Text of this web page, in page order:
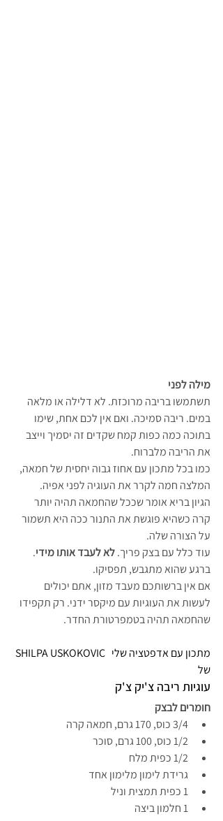
מילה לפני
תשתמשו בריבה מרוכזת. לא דלילה או מלאה
במים. ריבה סמיכה. ואם אין לכם אחת, שימו
בתוכה כמה כפות קמח שקדים זה יסמיך וייצב
את הריבה מלברוח.
כמו בכל מתכון עם אחוז גבוה יחסית של חמאה,
המלצה חמה לקרר את העוגיה לפני אפיה.
הגיון בריא אומר שככל שהחמאה תהיה יותר
קרה כשהיא פוגשת את התנור ככה היא תשמור
על הצורה שלה.
עוד כלל עם בצק פריך. לא לעבד אותו מידי.
ברגע שהוא מתגבש, תפסיקו.
אם אין ברשותכם מעבד מזון, אתם יכולים
לעשות את העוגיות עם מיקסר ידני. רק תקפידו
שהחמאה תהיה בטמפרטורת החדר.
SHILPA USKOKOVIC
של
עוגיות ריבה צ'יק צ'ק
חומרים לבצק
3/4 כוס, 170 גרם, חמאה קרה
1/2 כוס, 100 גרם, סוכר
1/2 כפית מלח
גרידת לימון מלימון אחד
1 כפית תמצית וניל
1 חלמון ביצה